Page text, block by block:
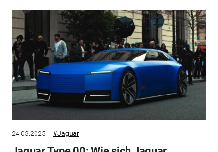
24.03.2025 #Jaguar